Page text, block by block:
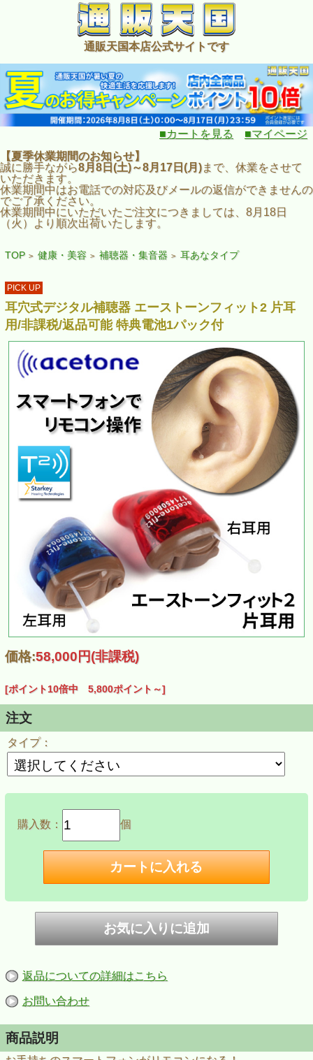
通販天国本店公式サイトです
■カートを見る
■マイページ
【夏季休業期間のお知らせ】
誠に勝手ながら8月8日(土)～8月17日(月)まで、休業をさせて
いただきます。
休業期間中はお電話での対応及びメールの返信ができませんの
でご了承ください。
休業期間中にいただいたご注文につきましては、8月18日
（火）より順次出荷いたします。
TOP > 健康・美容 > 補聴器・集音器 > 耳あなタイプ
PICK UP
耳穴式デジタル補聴器 エーストーンフィット2 片耳
用/非課税/返品可能 特典電池1パック付
価格:58,000円(非課税)
[ポイント10倍中 5,800ポイント～]
注文
タイプ：
購入数： 個
返品についての詳細はこちら
お問い合わせ
商品説明